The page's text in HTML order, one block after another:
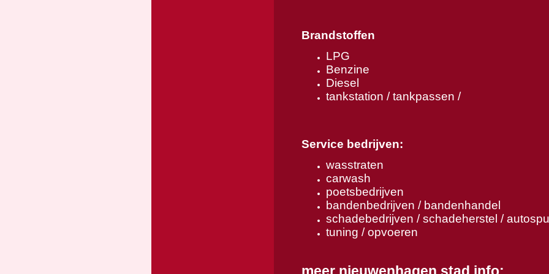
Brandstoffen
LPG
Benzine
Diesel
tankstation / tankpassen /
Service bedrijven:
wasstraten
carwash
poetsbedrijven
bandenbedrijven / bandenhandel
schadebedrijven / schadeherstel /
tuning / opvoeren